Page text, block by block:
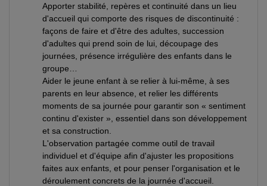
Apporter stabilité, repères et continuité dans un lieu
d'accueil qui comporte des risques de discontinuité :
façons de faire et d'être des adultes, succession
d'adultes qui prend soin de lui, découpage des
journées, présence irrégulière des enfants dans le
groupe…
Aider le jeune enfant à se relier à lui-même, à ses
parents en leur absence, et relier les différents
moments de sa journée pour garantir son « sentiment
continu d'exister », essentiel dans son développement
et sa construction.
L'observation partagée comme outil de travail
individuel et d'équipe afin d'ajuster les propositions
faites aux enfants, et pour penser l'organisation et le
déroulement concrets de la journée d'accueil.